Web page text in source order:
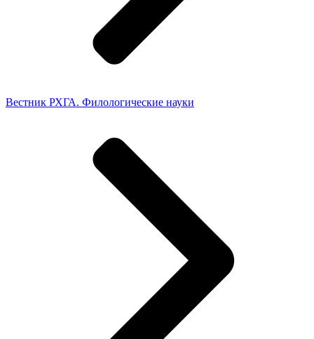
Вестник РХГА. Филологические науки